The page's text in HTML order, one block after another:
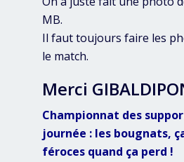
MB.
Il faut toujours faire les
le match.
Merci
Championnat des
journée : les bougnats,
féroces quand ça perd !